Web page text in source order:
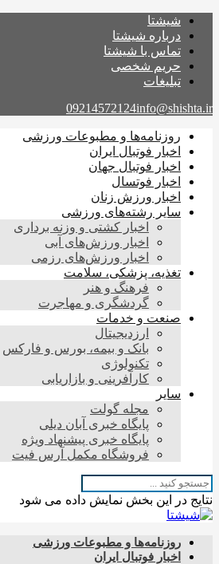
شیشتا
درباره شیشتا
تماس با شیشتا
حریم شخصی
تبلیغات
09214572124info@shishta.ir
روزنامه‌ها و مطبوعات ورزشی
اخبار فوتبال ایران
اخبار فوتبال جهان
اخبار فوتسال
اخبار ورزش زنان
سایر رشته‌های ورزشی
اخبار کشتی و وزنه برداری
اخبار ورزش‌های آبی
اخبار ورزش‌های رزمی
تغذیه، پزشکی، سلامت
فرهنگ و هنر
گردشگری و مهاجرت
صنعت و خدمات
ارزدیجیتال
بانک و بیمه، بورس و فارکس
تکنولوژی
کارآفرینی و بازاریابی
سایر
مجله گولت
پایگاه خبری آبان دیلی
پایگاه خبری پیشنهاد ویژه
فروشگاه مکمل آرس فیت
نتایج در این بخش نمایش داده می شود
روزنامه‌ها و مطبوعات ورزشی
اخبار فوتبال ایران